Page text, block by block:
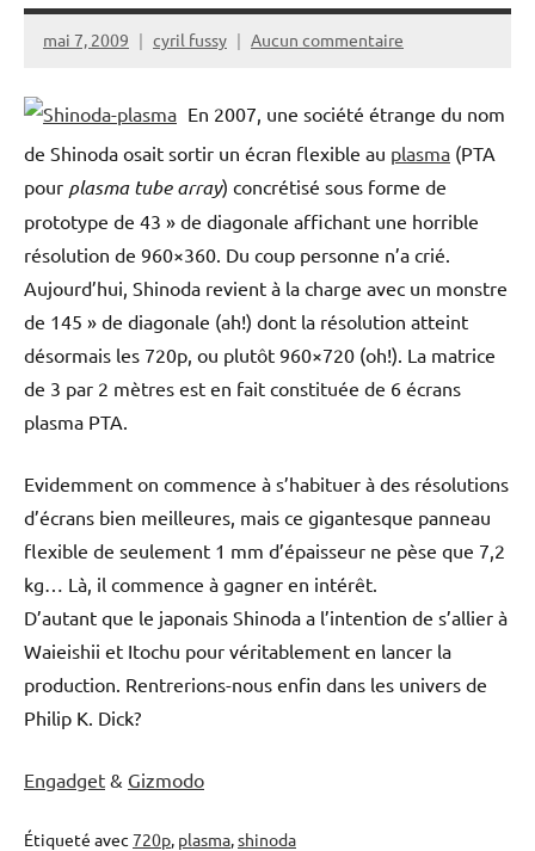
mai 7, 2009 cyril fussy Aucun commentaire
En 2007, une société étrange du nom
de Shinoda osait sortir un écran flexible au plasma (PTA
pour plasma tube array) concrétisé sous forme de
prototype de 43 » de diagonale affichant une horrible
résolution de 960×360. Du coup personne n’a crié.
Aujourd’hui, Shinoda revient à la charge avec un monstre
de 145 » de diagonale (ah!) dont la résolution atteint
désormais les 720p, ou plutôt 960×720 (oh!). La matrice
de 3 par 2 mètres est en fait constituée de 6 écrans
plasma PTA.
Evidemment on commence à s’habituer à des résolutions
d’écrans bien meilleures, mais ce gigantesque panneau
flexible de seulement 1 mm d’épaisseur ne pèse que 7,2
kg… Là, il commence à gagner en intérêt.
D’autant que le japonais Shinoda a l’intention de s’allier à
Waieishii et Itochu pour véritablement en lancer la
production. Rentrerions-nous enfin dans les univers de
Philip K. Dick?
Engadget & Gizmodo
Étiqueté avec 720p, plasma,shinoda